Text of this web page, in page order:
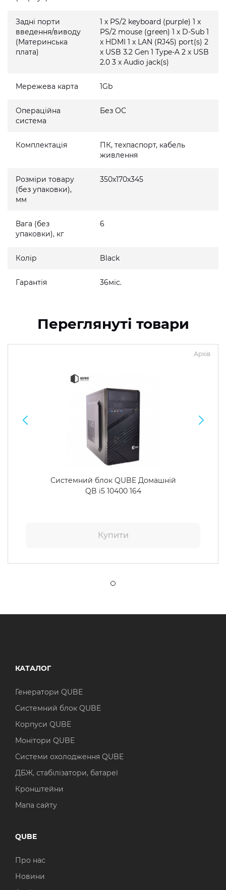
Задні порти
введення/виводу
(Материнська
плата)
1 x PS/2 keyboard (purple) 1 x
PS/2 mouse (green) 1 x D-Sub 1
x HDMI 1 x LAN (RJ45) port(s) 2
x USB 3.2 Gen 1 Type-A 2 x USB
2.0 3 x Audio jack(s)
Мережева карта 1Gb
Операційна
система
Без ОС
Комплектація
ПК, техпаспорт, кабель
живлення
Розміри товару
(без упаковки),
мм
350x170x345
Вага (без
упаковки), кг
6
Колір Black
Гарантія 36міс.
Переглянуті товари
Архів
Системний блок QUBE Домашній
QB i5 10400 164
Купити
КАТАЛОГ
Генератори QUBE
Системний блок QUBE
Корпуси QUBE
Монітори QUBE
Системи охолодження QUBE
ДБЖ, стабілізатори, батареї
Кронштейни
Мапа сайту
QUBE
Про нас
Новини